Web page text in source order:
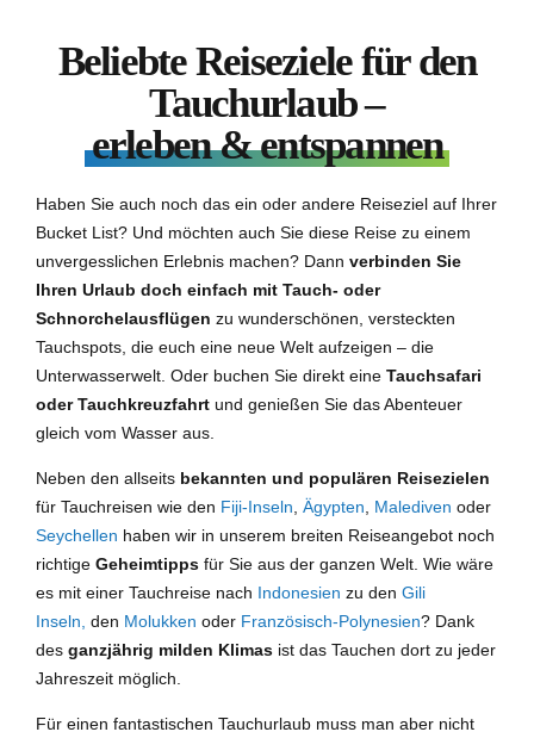
Beliebte Reiseziele für den
Tauchurlaub –
erleben & entspannen
Haben Sie auch noch das ein oder andere Reiseziel auf Ihrer
Bucket List? Und möchten auch Sie diese Reise zu einem
unvergesslichen Erlebnis machen? Dann verbinden Sie
Ihren Urlaub doch einfach mit Tauch- oder
Schnorchelausflügen zu wunderschönen, versteckten
Tauchspots, die euch eine neue Welt aufzeigen – die
Unterwasserwelt. Oder buchen Sie direkt eine Tauchsafari
oder Tauchkreuzfahrt und genießen Sie das Abenteuer
gleich vom Wasser aus.
Neben den allseits bekannten und populären Reisezielen
für Tauchreisen wie den Fiji-Inseln Ägypten Malediven oder
Seychellen haben wir in unserem breiten Reiseangebot noch
richtige Geheimtipps für Sie aus der ganzen Welt. Wie wäre
es mit einer Tauchreise nach Indonesien zu den Gili
Inseln, den Molukken oder Französisch-Polynesien? Dank
des ganzjährig milden Klimas ist das Tauchen dort zu jeder
Jahreszeit möglich.
Für einen fantastischen Tauchurlaub muss man aber nicht